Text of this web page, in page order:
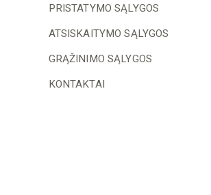
PRISTATYMO SĄLYGOS
ATSISKAITYMO SĄLYGOS
GRĄŽINIMO SĄLYGOS
KONTAKTAI